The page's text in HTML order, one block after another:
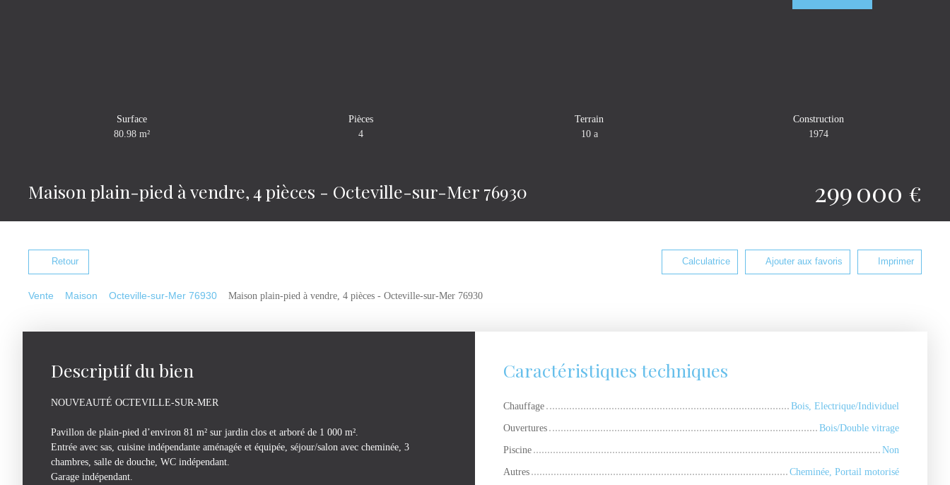
Surface
80.98 m²
Pièces
4
Terrain
10 a
Construction
1974
Maison plain-pied à vendre, 4 pièces - Octeville-sur-Mer 76930 299 000 €
Retour Calculatrice Ajouter aux favoris Imprimer
Vente Maison Octeville-sur-Mer 76930 Maison plain-pied à vendre, 4 pièces - Octeville-sur-Mer 76930
Descriptif du bien
NOUVEAUTÉ OCTEVILLE-SUR-MER
Pavillon de plain-pied d’environ 81 m² sur jardin clos et arboré de 1 000 m².
Entrée avec sas, cuisine indépendante aménagée et équipée, séjour/salon avec cheminée, 3
chambres, salle de douche, WC indépendant.
Garage indépendant.
Caractéristiques techniques
Chauffage
Bois, Electrique/Individuel
Ouvertures
Bois/Double vitrage
Piscine
Non
Autres
Cheminée, Portail motorisé